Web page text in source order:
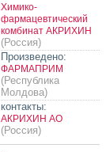
Химико-
фармацевтический
комбинат АКРИХИН
(Россия)
Произведено:
ФАРМАПРИМ
(Республика
Молдова)
контакты:
АКРИХИН АО
(Россия)